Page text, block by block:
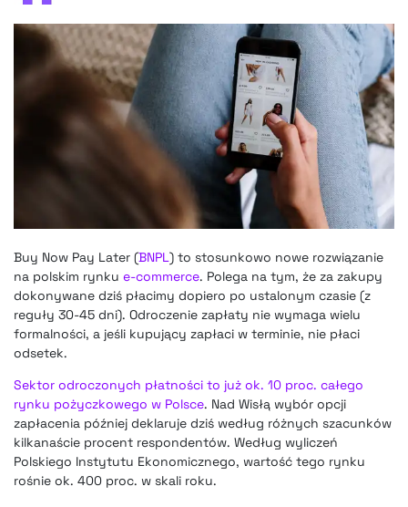
Buy Now Pay Later (BNPL) to stosunkowo nowe rozwiązanie
na polskim rynku e-commerce. Polega na tym, że za zakupy
dokonywane dziś płacimy dopiero po ustalonym czasie (z
reguły 30-45 dni). Odroczenie zapłaty nie wymaga wielu
formalności, a jeśli kupujący zapłaci w terminie, nie płaci
odsetek.
Sektor odroczonych płatności to już ok. 10 proc. całego
rynku pożyczkowego w Polsce. Nad Wisłą wybór opcji
zapłacenia później deklaruje dziś według różnych szacunków
kilkanaście procent respondentów. Według wyliczeń
Polskiego Instytutu Ekonomicznego, wartość tego rynku
rośnie ok. 400 proc. w skali roku.